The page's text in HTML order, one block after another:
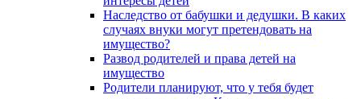
Наследство от бабушки и дедушки. В каких
случаях внуки могут претендовать на
имущество?
Развод родителей и права детей на
имущество
Родители планируют, что у тебя будет